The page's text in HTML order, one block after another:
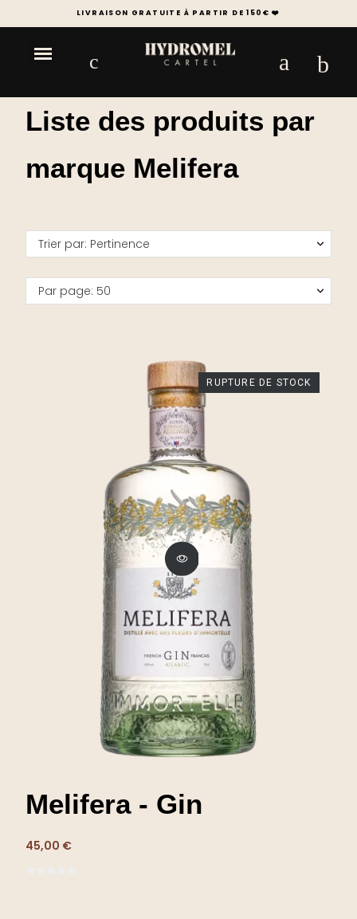
LIVRAISON GRATUITE À PARTIR DE 150€ ❤️
Liste des produits par
marque Melifera
Trier par: Pertinence
Par page: 50
Melifera - Gin
45,00 €
RUPTURE DE STOCK